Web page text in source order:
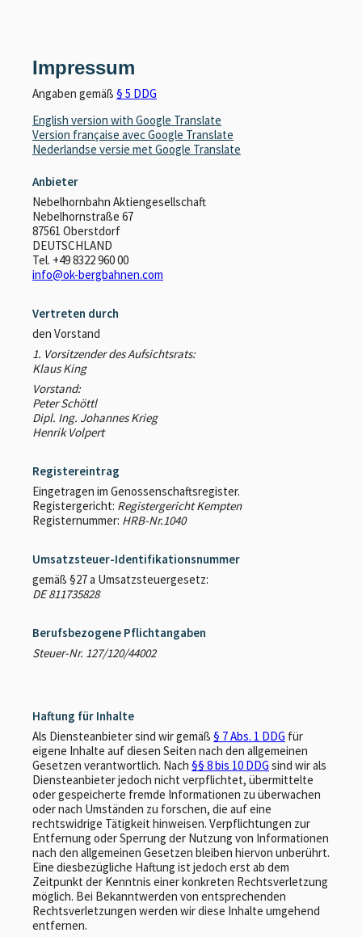
Impressum
Angaben gemäß § 5 DDG
English version with Google Translate
Version française avec Google Translate
Nederlandse versie met Google Translate
Anbieter
Nebelhornbahn Aktiengesellschaft
Nebelhornstraße 67
87561 Oberstdorf
DEUTSCHLAND
Tel. +49 8322 960 00
info@ok-bergbahnen.com
Vertreten durch
den Vorstand
1. Vorsitzender des Aufsichtsrats:
Klaus King
Vorstand:
Peter Schöttl
Dipl. Ing. Johannes Krieg
Henrik Volpert
Registereintrag
Eingetragen im Genossenschaftsregister.
Registergericht: Registergericht Kempten
Registernummer: HRB-Nr.1040
Umsatzsteuer-Identifikationsnummer
gemäß §27 a Umsatzsteuergesetz:
DE 811735828
Berufsbezogene Pflichtangaben
Steuer-Nr. 127/120/44002
Haftung für Inhalte
Als Diensteanbieter sind wir gemäß § 7 Abs. 1 DDG für
eigene Inhalte auf diesen Seiten nach den allgemeinen
Gesetzen verantwortlich. Nach §§ 8 bis 10 DDG sind wir als
Diensteanbieter jedoch nicht verpflichtet, übermittelte
oder gespeicherte fremde Informationen zu überwachen
oder nach Umständen zu forschen, die auf eine
rechtswidrige Tätigkeit hinweisen. Verpflichtungen zur
Entfernung oder Sperrung der Nutzung von Informationen
nach den allgemeinen Gesetzen bleiben hiervon unberührt.
Eine diesbezügliche Haftung ist jedoch erst ab dem
Zeitpunkt der Kenntnis einer konkreten Rechtsverletzung
möglich. Bei Bekanntwerden von entsprechenden
Rechtsverletzungen werden wir diese Inhalte umgehend
entfernen.